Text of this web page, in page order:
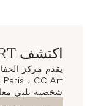
اكتشف CC ART
شخصية تلبي